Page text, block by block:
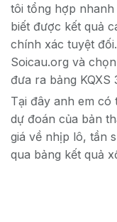
tôi tổng hợp
biết được kết quả
chính xác tuyệt
Soicau.org và
đưa ra bảng KQXS
Tại đây anh em có
dự đoán của bản
giá về nhịp lô, tần
qua bảng kết quả